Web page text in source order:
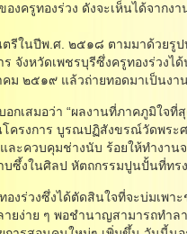
งครูทองร่วง ดังจะเห็นได้จาก
รีในปีพ.ศ. ๒๕๑๘ ตามมาด้วยรู
จังหวัดเพชรบุรีซึ่งครูทองร่วง
ม ๒๕๑๙ แล้วถ่ายทอดมาเป็นงา
อว่า “ผลงานที่ภาคภูมิใจที่สุด
ครงการ บูรณปฏิสังขรณ์วัดพระ
ละควบคุมช่างนับ ร้อยให้ทํางา
บซึ้งในศิลป หัตถกรรมปูนปั้นที่ทร
งได้ตัดสินใจที่จะบ่มเพาะช่า
ยง่าย ๆ พอชํานาญสามารถทําล